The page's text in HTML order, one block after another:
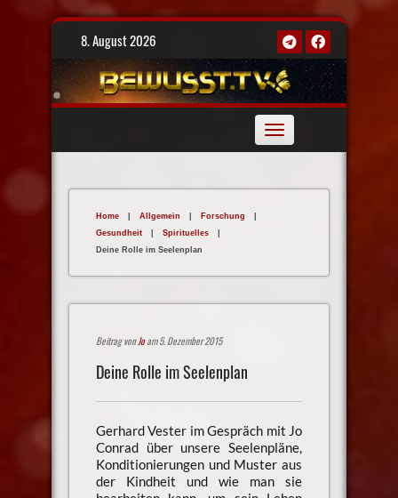
Skip
8. August 2026
Toggle
navigation
Home | Allgemein | Forschung
|
Gesundheit
| Spirituelles
|
Deine Rolle im Seelenplan
Beitrag vonJoam 5. Dezember 2015
Deine Rolle im Seelenplan
Gerhard Vester im Gespräch mit Jo
Conrad über unsere Seelenpläne,
Konditionierungen und Muster aus
der Kindheit und wie man sie